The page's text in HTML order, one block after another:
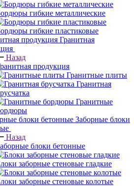
гибкие металлические
гибкие пластиковые
Гранитная
Назад
продукция
Гранитные плиты
Гранитная
Гранитные
Заборные блоки
Назад
блоки бетонные
заборные стеновые гладкие
заборные стеновые колотые